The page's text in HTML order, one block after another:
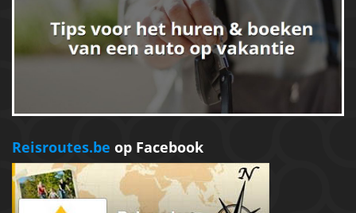
Reisroutes.be op Facebook